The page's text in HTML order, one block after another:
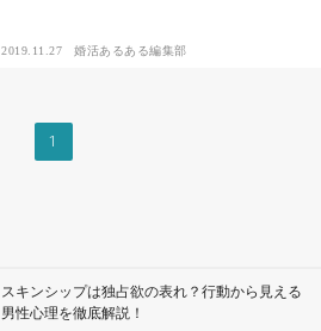
2019.11.27 婚活あるある編集部
1
スキンシップは独占欲の表れ？行動から見える
男性心理を徹底解説！